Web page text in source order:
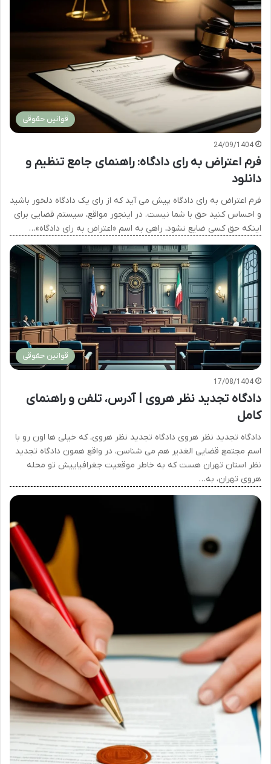
قوانین حقوقی
24/09/1404
فرم اعتراض به رای دادگاه: راهنمای جامع تنظیم و
دانلود
فرم اعتراض به رای دادگاه پیش می آید که از رای یک دادگاه دلخور باشید
و احساس کنید حق با شما نیست. در اینجور مواقع، سیستم قضایی برای
اینکه حق کسی ضایع نشود، راهی به اسم «اعتراض به رای دادگاه»…
قوانین حقوقی
17/08/1404
دادگاه تجدید نظر هروی | آدرس، تلفن و راهنمای
کامل
دادگاه تجدید نظر هروی دادگاه تجدید نظر هروی، که خیلی ها اون رو با
اسم مجتمع قضایی الغدیر هم می شناسن، در واقع همون دادگاه تجدید
نظر استان تهران هست که به خاطر موقعیت جغرافیاییش تو محله
هروی تهران، به…